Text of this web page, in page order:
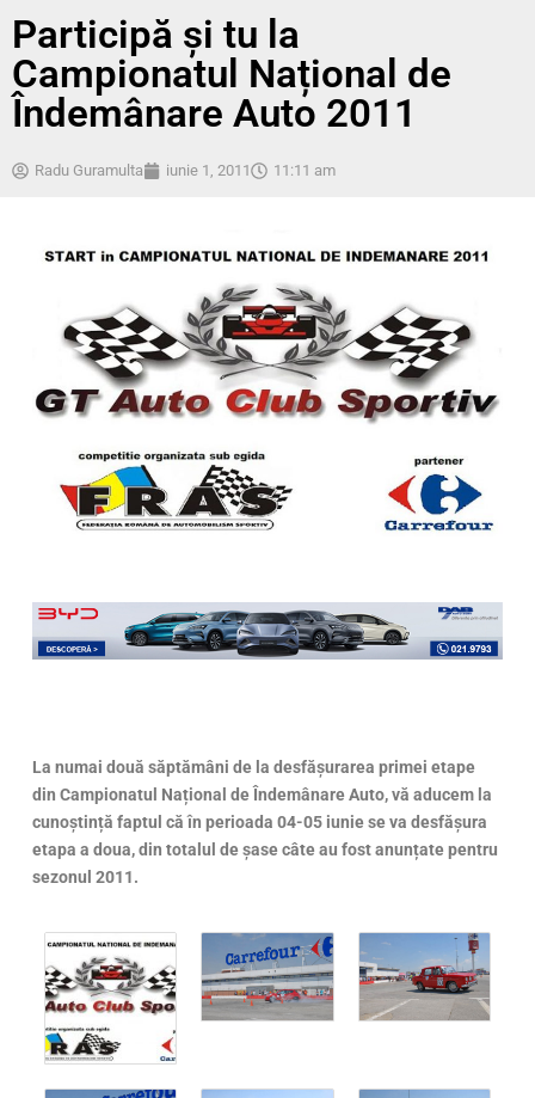
Participă și tu la
Campionatul Național de
Îndemânare Auto 2011
Radu Guramulta iunie 1, 2011 11:11 am
La numai două săptămâni de la desfășurarea primei etape
din Campionatul Național de Îndemânare Auto, vă aducem la
cunoștință faptul că în perioada 04-05 iunie se va desfășura
etapa a doua, din totalul de șase câte au fost anunțate pentru
sezonul 2011.